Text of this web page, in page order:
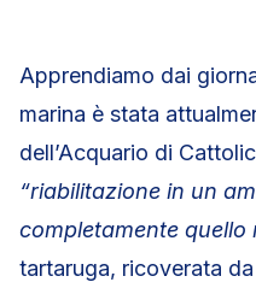
Apprendiamo dai
marina è stata
dell’Acquario di
“riabilitazione in un
completamente quello
tartaruga, ricoverata